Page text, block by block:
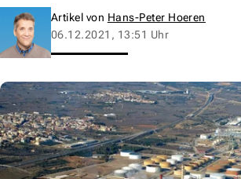
Artikel von Hans-Peter Hoeren
06.12.2021, 13:51 Uhr